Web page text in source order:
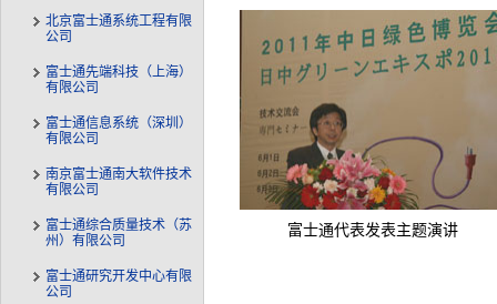
北京富士通系统工程有限
公司
富士通先端科技（上海）
有限公司
富士通信息系统（深圳）
有限公司
南京富士通南大软件技术
有限公司
富士通综合质量技术（苏
州）有限公司
富士通研究开发中心有限
公司
富士通代表发表主题演讲